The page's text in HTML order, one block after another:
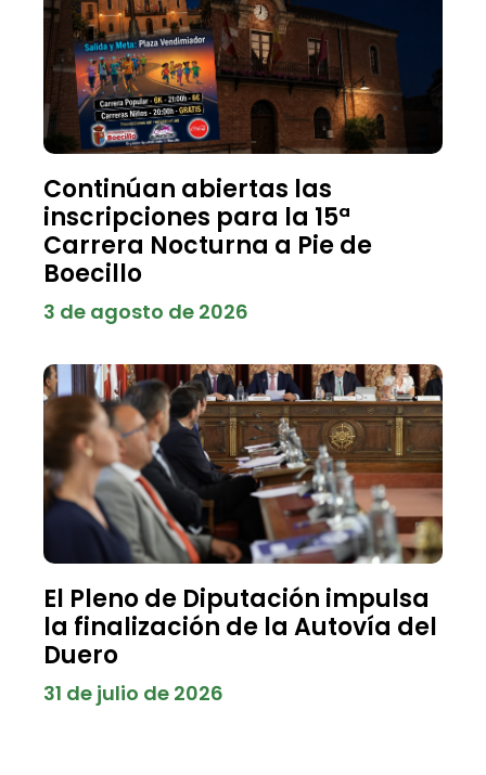
Continúan abiertas las
inscripciones para la 15ª
Carrera Nocturna a Pie de
Boecillo
3 de agosto de 2026
El Pleno de Diputación impulsa
la finalización de la Autovía del
Duero
31 de julio de 2026